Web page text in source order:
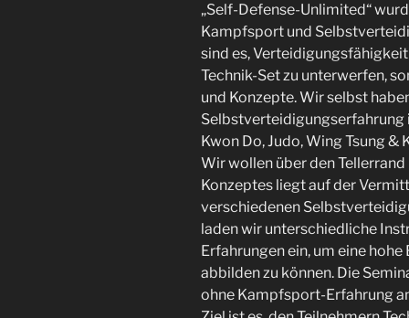
„Self-Defense-Unlimited“
Kampfsport und
sind es,
Technik-Set zu unterwerfen,
und Konzepte. Wir selbst
Selbstverteidigungserfahrung
Kwon Do, Judo, Wing Tsung &
Wir wollen über den
Konzeptes liegt auf der
verschiedenen
laden wir unterschiedliche
Erfahrungen ein, um eine
abbilden zu können. Die
ohne Kampfsport-Erfahrung